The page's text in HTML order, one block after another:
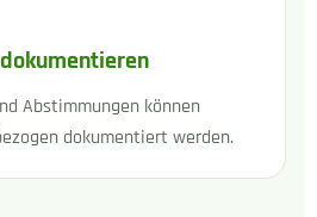
Abstimmungen können
dokumentiert werden.